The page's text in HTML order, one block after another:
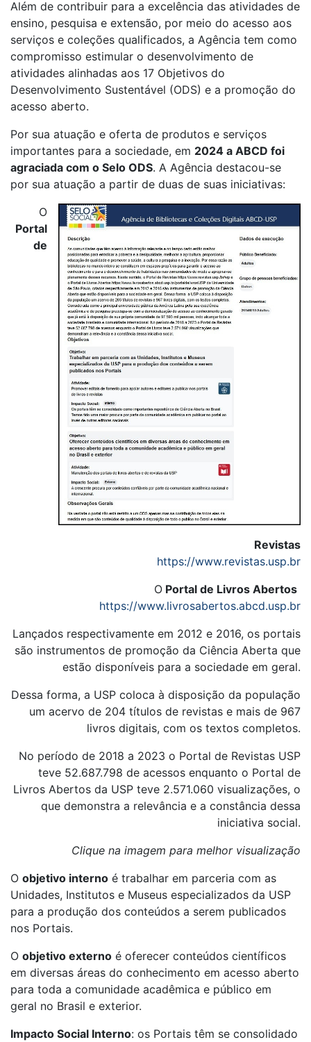
Além de contribuir para a excelência das atividades de
ensino, pesquisa e extensão, por meio do acesso aos
serviços e coleções qualificados, a Agência tem como
compromisso estimular o desenvolvimento de
atividades alinhadas aos 17 Objetivos do
Desenvolvimento Sustentável (ODS) e a promoção do
acesso aberto.
Por sua atuação e oferta de produtos e serviços
importantes para a sociedade, em 2024 a ABCD foi
agraciada com o Selo ODS. A Agência destacou-se
por sua atuação a partir de duas de suas iniciativas:
O
Portal
de
Revistas
https://www.revistas.usp.br
O Portal de Livros Abertos
https://www.livrosabertos.abcd.usp.br
Lançados respectivamente em 2012 e 2016, os portais
são instrumentos de promoção da Ciência Aberta que
estão disponíveis para a sociedade em geral.
Dessa forma, a USP coloca à disposição da população
um acervo de 204 títulos de revistas e mais de 967
livros digitais, com os textos completos.
No período de 2018 a 2023 o Portal de Revistas USP
teve 52.687.798 de acessos enquanto o Portal de
Livros Abertos da USP teve 2.571.060 visualizações, o
que demonstra a relevância e a constância dessa
iniciativa social.
Clique na imagem para melhor visualização
O objetivo interno é trabalhar em parceria com as
Unidades, Institutos e Museus especializados da USP
para a produção dos conteúdos a serem publicados
nos Portais.
O objetivo externo é oferecer conteúdos científicos
em diversas áreas do conhecimento em acesso aberto
para toda a comunidade acadêmica e público em
geral no Brasil e exterior.
Impacto Social Interno: os Portais têm se consolidado